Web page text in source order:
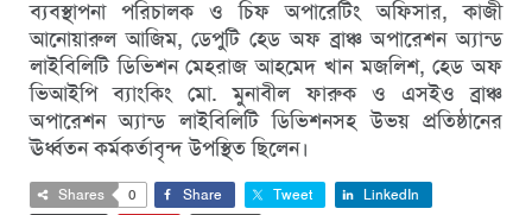
ব্যবস্থাপনা পরিচালক ও চিফ অপারেটিং অফিসার, কাজী
আনোয়ারুল আজিম, ডেপুটি হেড অফ ব্রাঞ্চ অপারেশন অ্যান্ড
লাইবিলিটি ডিভিশন মেহরাজ আহমেদ খান মজলিশ, হেড অফ
ভিআইপি ব্যাংকিং মো. মুনাবীল ফারুক ও এসইও ব্রাঞ্চ
অপারেশন অ্যান্ড লাইবিলিটি ডিভিশনসহ উভয় প্রতিষ্ঠানের
ঊর্ধ্বতন কর্মকর্তাবৃন্দ উপস্থিত ছিলেন।
Shares 0 Share Tweet
LinkedIn